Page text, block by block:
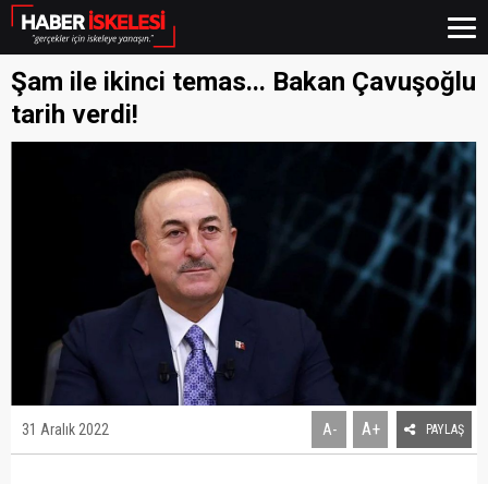
Şam ile ikinci temas... Bakan Çavuşoğlu
tarih verdi!
31 Aralık 2022 A- A+ PAYLAŞ